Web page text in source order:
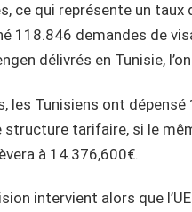
ce qui représente un taux
118.846 demandes de
délivrés en Tunisie,
les Tunisiens ont
structure tarifaire, si le
à 14.376,600€.
intervient alors que